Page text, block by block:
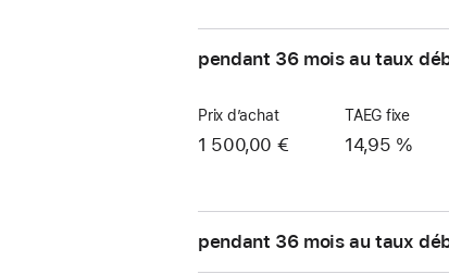
pendant 36 mois au taux
Prix d’achat
1 500,00 €
TAEG fixe
14,95 %
pendant 36 mois au taux